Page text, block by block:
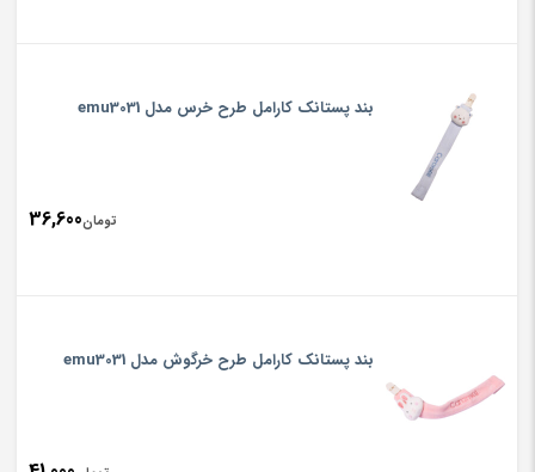
بند پستانک کارامل طرح خرس مدل emu3031
تومان36,600
بند پستانک کارامل طرح خرگوش مدل emu3031